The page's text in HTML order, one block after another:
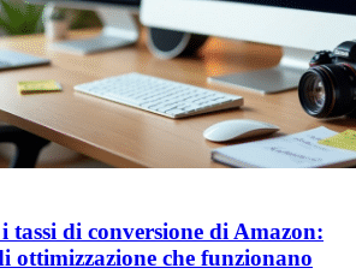
tassi di conversione di Amazon:
ottimizzazione che funzionano